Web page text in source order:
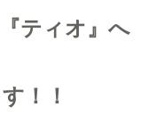
ティオ』へ
！！